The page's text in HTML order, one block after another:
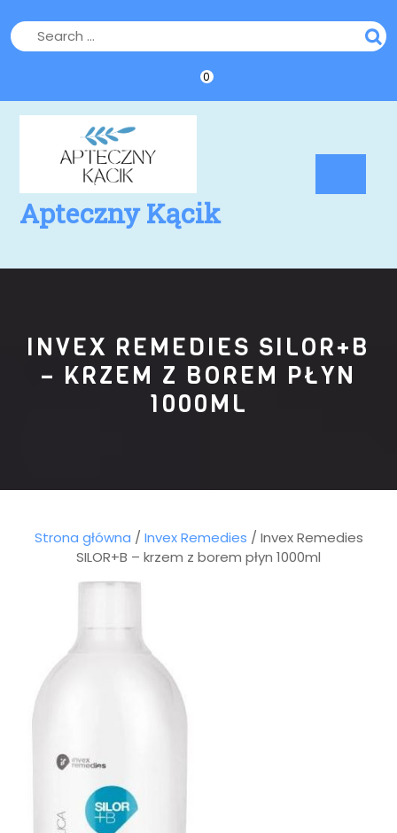
to
content
0
Apteczny Kącik
INVEX REMEDIES SILOR+B
– KRZEM Z BOREM PŁYN
1000ML
Strona główna / Invex Remedies / Invex Remedies
SILOR+B – krzem z borem płyn 1000ml